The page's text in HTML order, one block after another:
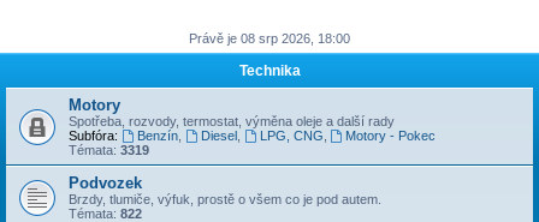
Právě je 08 srp 2026, 18:00
Technika
Motory
Spotřeba, rozvody, termostat, výměna oleje a další rady
Subfóra:
Benzín, Diesel, LPG, CNG
Motory - Pokec
Témata: 3319
Podvozek
Brzdy, tlumiče, výfuk, prostě o všem co je pod autem.
Témata: 822